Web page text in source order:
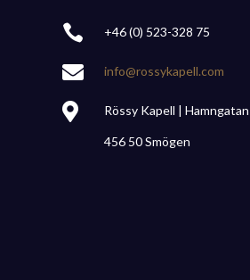
 +46 (0) 523-328 75
 info@rossykapell.com
 Rössy Kapell |
456 50 Smögen